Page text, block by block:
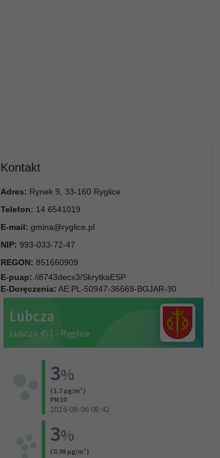
Kontakt
Adres: Rynek 9, 33-160 Ryglice
Telefon: 14 6541019
E-mail: gmina@ryglice.pl
NIP: 993-033-72-47
REGON: 851660909
E-puap: /i8743decx3/SkrytkaESP
E-Doręczenia: AE:PL-50947-36669-BGJAR-30